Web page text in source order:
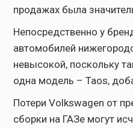
продажах была
Непосредственно у
автомобилей
невысокой, поскольку
одна модель – Taos,
Потери Volkswagen от
сборки на ГАЗе могут